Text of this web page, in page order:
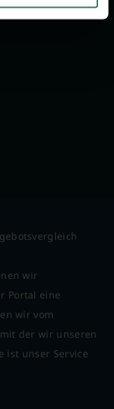
wir
Portal eine
wir vom
der wir unseren
ist unser Service